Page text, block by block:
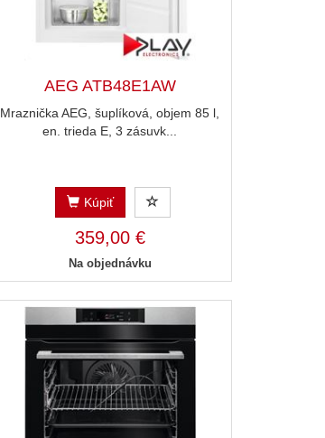
AEG ATB48E1AW
Mraznička AEG, šuplíková, objem 85 l,
en. trieda E, 3 zásuvk...
Kúpiť
359,00 €
Na objednávku